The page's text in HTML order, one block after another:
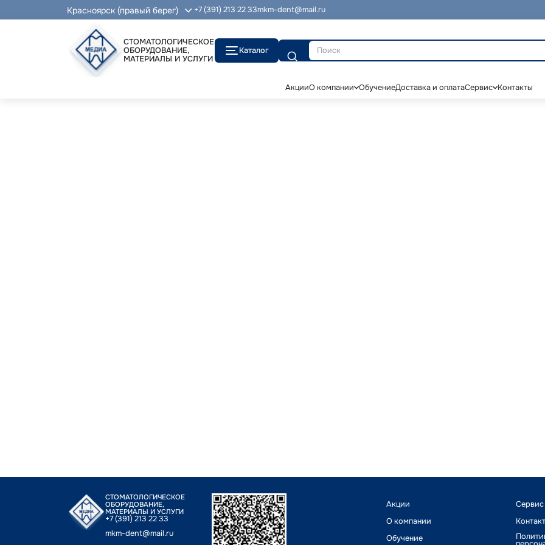
Красноярск (правый берег) +7 (391) 213 22 33mkm-dent@mail.ru
СТОМАТОЛОГИЧЕСКОЕ
ОБОРУДОВАНИЕ,
МАТЕРИАЛЫ И УСЛУГИ
Каталог
Поиск
АкцииО компании ОбучениеДоставка и оплатаСервис Контакты
СТОМАТОЛОГИЧЕСКОЕ
ОБОРУДОВАНИЕ,
МАТЕРИАЛЫ И УСЛУГИ
+7 (391) 213 22 33
mkm-dent@mail.ru
Акции
О компании
Обучение
Сервис